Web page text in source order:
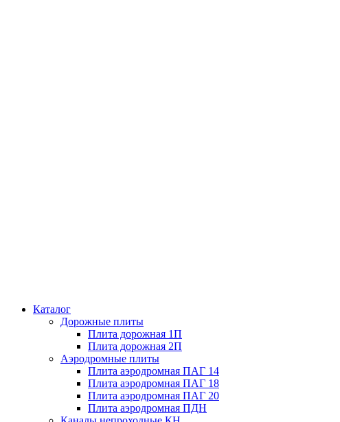
Каталог
Дорожные плиты
Плита дорожная 1П
Плита дорожная 2П
Аэродромные плиты
Плита аэродромная ПАГ 14
Плита аэродромная ПАГ 18
Плита аэродромная ПАГ 20
Плита аэродромная ПДН